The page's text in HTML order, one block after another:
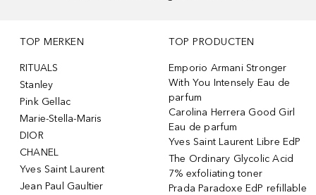
TOP MERKEN
RITUALS
Stanley
Pink Gellac
Marie-Stella-Maris
DIOR
CHANEL
Yves Saint Laurent
Jean Paul Gaultier
TOP PRODUCTEN
Emporio Armani Stronger
With You Intensely Eau de
parfum
Carolina Herrera Good Girl
Eau de parfum
Yves Saint Laurent Libre EdP
The Ordinary Glycolic Acid
7% exfoliating toner
Prada Paradoxe EdP refillable